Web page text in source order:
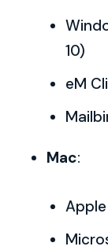
10)
eM
Mac: